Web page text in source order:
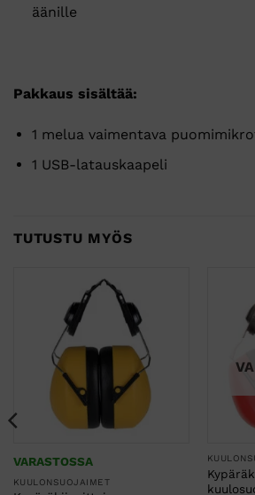
äänille
Pakkaus sisältää:
1 melua vaimentava
1 USB-latauskaapeli
TUTUSTU MYÖS
VARASTOSSA
KUULONSUOJAIMET